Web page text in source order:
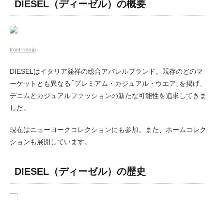
DIESEL（ディーゼル）の概要
front-row.jp
DIESELはイタリア発祥の総合アパレルブランド。既存のどのマ
ーケットとも異なる｢プレミアム・カジュアル・ウエア｣を掲げ、
デニムとカジュアルファッションの新たな可能性を追求してきま
した。
現在はニューヨークコレクションにも参加。また、ホームコレク
ションも展開しています。
DIESEL（ディーゼル）の歴史